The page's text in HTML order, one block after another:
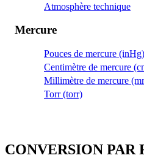
Atmosphère technique
Mercure
Pouces de mercure (inHg)
Centimètre de mercure
Millimètre de mercure
Torr (torr)
CONVERSION PAR